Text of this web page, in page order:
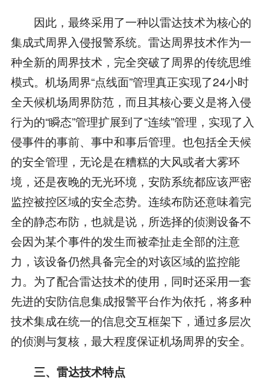
因此，最终采用了一种以雷达技术为核心的
集成式周界入侵报警系统。雷达周界技术作为一
种全新的周界技术，完全突破了周界的传统思维
模式。机场周界“点线面”管理真正实现了24小时
全天候机场周界防范，而且其核心要义是将入侵
行为的“瞬态”管理扩展到了“连续”管理，实现了入
侵事件的事前、事中和事后管理。也包括全天候
的安全管理，无论是在糟糕的大风或者大雾环
境，还是夜晚的无光环境，安防系统都应该严密
监控被控区域的安全态势。连续布防还意味着完
全的静态布防，也就是说，所选择的侦测设备不
会因为某个事件的发生而被牵扯走全部的注意
力，该设备仍然具备完全的对该区域的监控能
力。为了配合雷达技术的使用，同时还采用一套
先进的安防信息集成报警平台作为依托，将多种
技术集成在统一的信息交互框架下，通过多层次
的侦测与复核，最大程度保证机场周界的安全。
三、雷达技术特点